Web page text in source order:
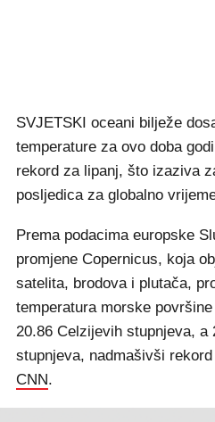
SVJETSKI oceani bilježe
temperature za ovo doba
rekord za lipanj, što izaziva
posljedica za globalno
Prema podacima europske
promjene Copernicus, koja
satelita, brodova i plutača,
temperatura morske
20.86 Celzijevih stupnjeva, a
stupnjeva, nadmašivši
CNN.